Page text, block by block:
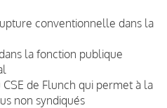
conventionnelle dans la
la fonction publique
de Flunch qui permet à la
non syndiqués